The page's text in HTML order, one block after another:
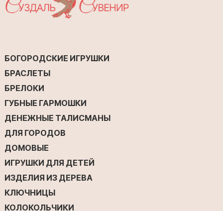
БОГОРОДСКИЕ ИГРУШКИ
БРАСЛЕТЫ
БРЕЛОКИ
ГУБНЫЕ ГАРМОШКИ
ДЕНЕЖНЫЕ ТАЛИСМАНЫ
ДЛЯ ГОРОДОВ
ДОМОВЫЕ
ИГРУШКИ ДЛЯ ДЕТЕЙ
ИЗДЕЛИЯ ИЗ ДЕРЕВА
КЛЮЧНИЦЫ
КОЛОКОЛЬЧИКИ